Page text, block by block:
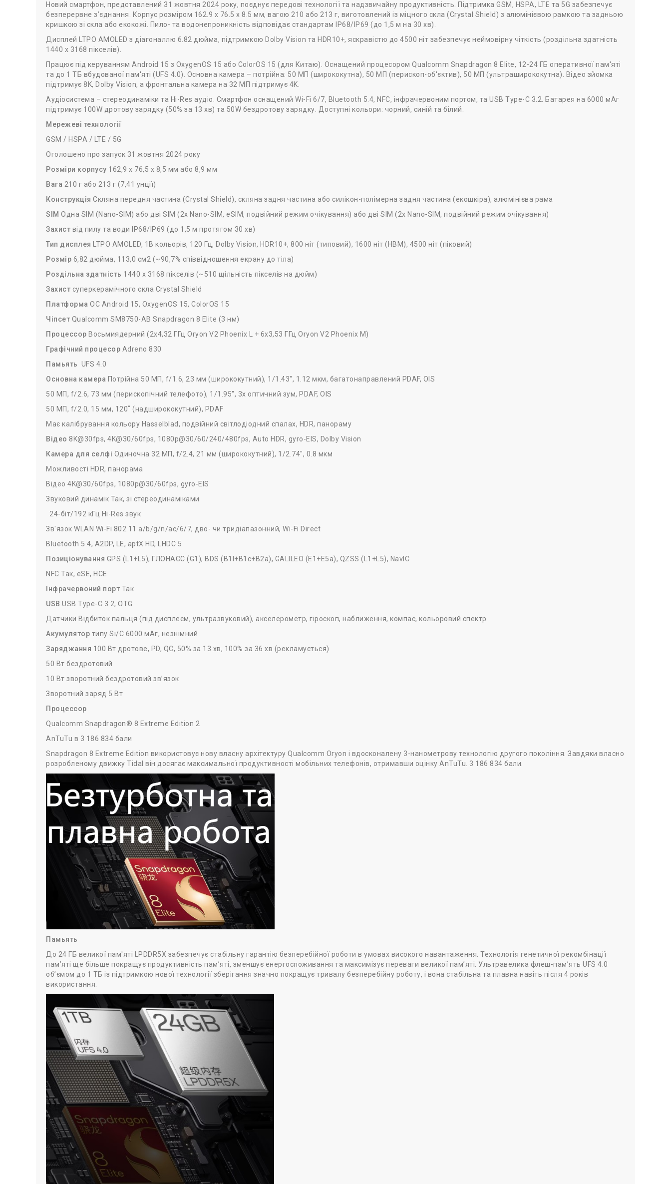
Новий смартфон, представлений 31 жовтня 2024 року, поєднує передові технології та надзвичайну продуктивність. Підтримка GSM, HSPA, LTE та 5G забезпечує
безперервне з’єднання. Корпус розміром 162.9 x 76.5 x 8.5 мм, вагою 210 або 213 г, виготовлений із міцного скла (Crystal Shield) з алюмінієвою рамкою та задньою
кришкою зі скла або екокожі. Пило- та водонепроникність відповідає стандартам IP68/IP69 (до 1,5 м на 30 хв).
Дисплей LTPO AMOLED з діагоналлю 6.82 дюйма, підтримкою Dolby Vision та HDR10+, яскравістю до 4500 ніт забезпечує неймовірну чіткість (роздільна здатність
1440 x 3168 пікселів).
Працює під керуванням Android 15 з OxygenOS 15 або ColorOS 15 (для Китаю). Оснащений процесором Qualcomm Snapdragon 8 Elite, 12-24 ГБ оперативної пам'яті
та до 1 ТБ вбудованої пам'яті (UFS 4.0). Основна камера – потрійна: 50 МП (ширококутна), 50 МП (перископ-об'єктив), 50 МП (ультраширококутна). Відео зйомка
підтримує 8K, Dolby Vision, а фронтальна камера на 32 МП підтримує 4K.
Аудіосистема – стереодинаміки та Hi-Res аудіо. Смартфон оснащений Wi-Fi 6/7, Bluetooth 5.4, NFC, інфрачервоним портом, та USB Type-C 3.2. Батарея на 6000 мАг
підтримує 100W дротову зарядку (50% за 13 хв) та 50W бездротову зарядку. Доступні кольори: чорний, синій та білий.
Мережеві технології
GSM / HSPA / LTE / 5G
Оголошено про запуск 31 жовтня 2024 року
Розміри корпусу 162,9 x 76,5 x 8,5 мм або 8,9 мм
Вага 210 г або 213 г (7,41 унції)
Конструкція Скляна передня частина (Crystal Shield), скляна задня частина або силікон-полімерна задня частина (екошкіра), алюмінієва рама
SIM Одна SIM (Nano-SIM) або дві SIM (2x Nano-SIM, eSIM, подвійний режим очікування) або дві SIM (2x Nano-SIM, подвійний режим очікування)
Захист від пилу та води IP68/IP69 (до 1,5 м протягом 30 хв)
Тип дисплея LTPO AMOLED, 1B кольорів, 120 Гц, Dolby Vision, HDR10+, 800 ніт (типовий), 1600 ніт (HBM), 4500 ніт (піковий)
Розмір 6,82 дюйма, 113,0 см2 (~90,7% співвідношення екрану до тіла)
Роздільна здатність 1440 x 3168 пікселів (~510 щільність пікселів на дюйм)
Захист суперкерамічного скла Crystal Shield
Платформа ОС Android 15, OxygenOS 15, ColorOS 15
Чіпсет Qualcomm SM8750-AB Snapdragon 8 Elite (3 нм)
Процессор Восьмиядерний (2x4,32 ГГц Oryon V2 Phoenix L + 6x3,53 ГГц Oryon V2 Phoenix M)
Графічний процесор Adreno 830
Памьять UFS 4.0
Основна камера Потрійна 50 МП, f/1.6, 23 мм (ширококутний), 1/1.43", 1.12 мкм, багатонаправлений PDAF, OIS
50 МП, f/2.6, 73 мм (перископічний телефото), 1/1.95", 3x оптичний зум, PDAF, OIS
50 МП, f/2.0, 15 мм, 120˚ (надширококутний), PDAF
Має калібрування кольору Hasselblad, подвійний світлодіодний спалах, HDR, панораму
Відео 8K@30fps, 4K@30/60fps, 1080p@30/60/240/480fps, Auto HDR, gyro-EIS, Dolby Vision
Камера для селфі Одиночна 32 МП, f/2.4, 21 мм (ширококутний), 1/2.74", 0.8 мкм
Можливості HDR, панорама
Відео 4K@30/60fps, 1080p@30/60fps, gyro-EIS
Звуковий динамік Так, зі стереодинаміками
24-біт/192 кГц Hi-Res звук
Зв'язок WLAN Wi-Fi 802.11 a/b/g/n/ac/6/7, дво- чи тридіапазонний, Wi-Fi Direct
Bluetooth 5.4, A2DP, LE, aptX HD, LHDC 5
Позиціонування GPS (L1+L5), ГЛОНАСС (G1), BDS (B1I+B1c+B2a), GALILEO (E1+E5a), QZSS (L1+L5), NavIC
NFC Так, eSE, HCE
Інфрачервоний порт Так
USB USB Type-C 3.2, OTG
Датчики Відбиток пальця (під дисплеєм, ультразвуковий), акселерометр, гіроскоп, наближення, компас, кольоровий спектр
Акумулятор типу Si/C 6000 мАг, незнімний
Заряджання 100 Вт дротове, PD, QC, 50% за 13 хв, 100% за 36 хв (рекламується)
50 Вт бездротовий
10 Вт зворотний бездротовий зв’язок
Зворотний заряд 5 Вт
Процессор
Qualcomm Snapdragon® 8 Extreme Edition 2
AnTuTu в 3 186 834 бали
Snapdragon 8 Extreme Edition використовує нову власну архітектуру Qualcomm Oryon і вдосконалену 3-нанометрову технологію другого покоління. Завдяки власно
розробленому движку Tidal він досягає максимальної продуктивності мобільних телефонів, отримавши оцінку AnTuTu. 3 186 834 бали.
Памьять
До 24 ГБ великої пам'яті LPDDR5X забезпечує стабільну гарантію безперебійної роботи в умовах високого навантаження. Технологія генетичної рекомбінації
пам’яті ще більше покращує продуктивність пам’яті, зменшує енергоспоживання та максимізує переваги великої пам’яті. Ультравелика флеш-пам’ять UFS 4.0
об’ємом до 1 ТБ із підтримкою нової технології зберігання значно покращує тривалу безперебійну роботу, і вона стабільна та плавна навіть після 4 років
використання.